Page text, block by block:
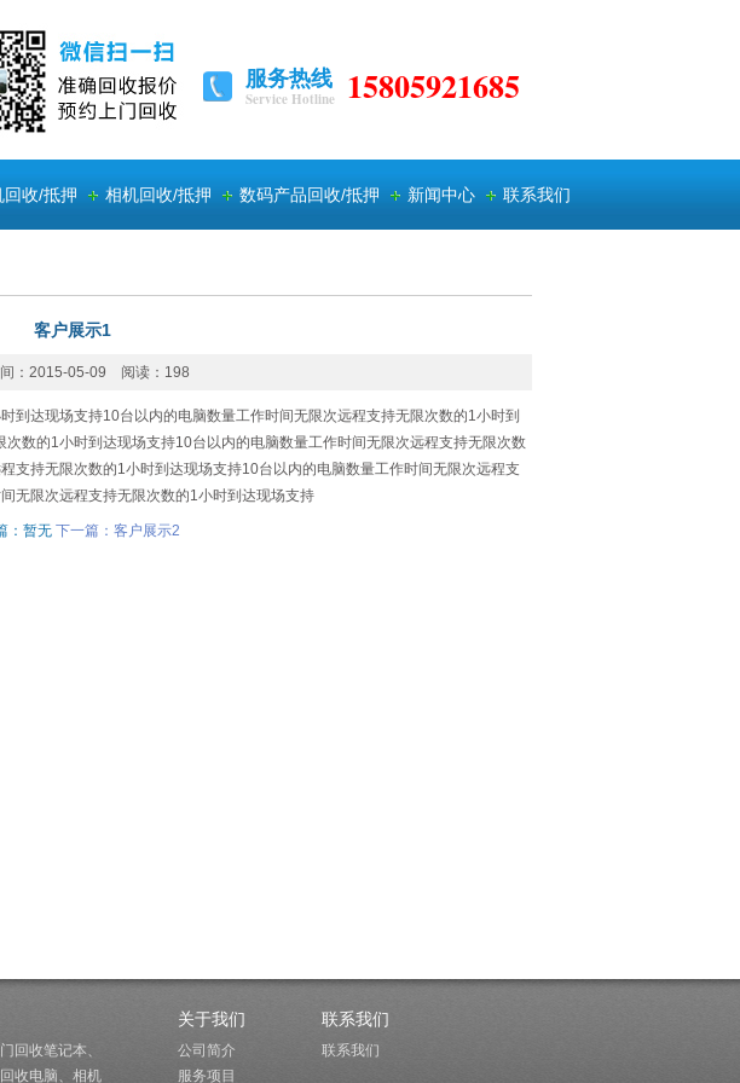
服务热线
Service Hotline 15805921685
回收/抵押 相机回收/抵押 数码产品回收/抵押 新闻中心 联系我们
客户展示1
：2015-05-09 阅读：198
到达现场支持10台以内的电脑数量工作时间无限次远程支持无限次数的1小时到
数的1小时到达现场支持10台以内的电脑数量工作时间无限次远程支持无限次数
支持无限次数的1小时到达现场支持10台以内的电脑数量工作时间无限次远程支
无限次远程支持无限次数的1小时到达现场支持
：暂无 下一篇：客户展示2
回收笔记本、
收电脑、相机
关于我们
公司简介
服务项目
联系我们
联系我们